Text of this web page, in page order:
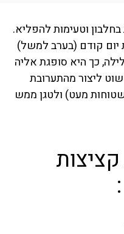
וטעימות להפליא.
יום קודם (בערב למשל)
כך היא סופגת אליה
ליצור מהתערובת
מעט) ולטגן ממש